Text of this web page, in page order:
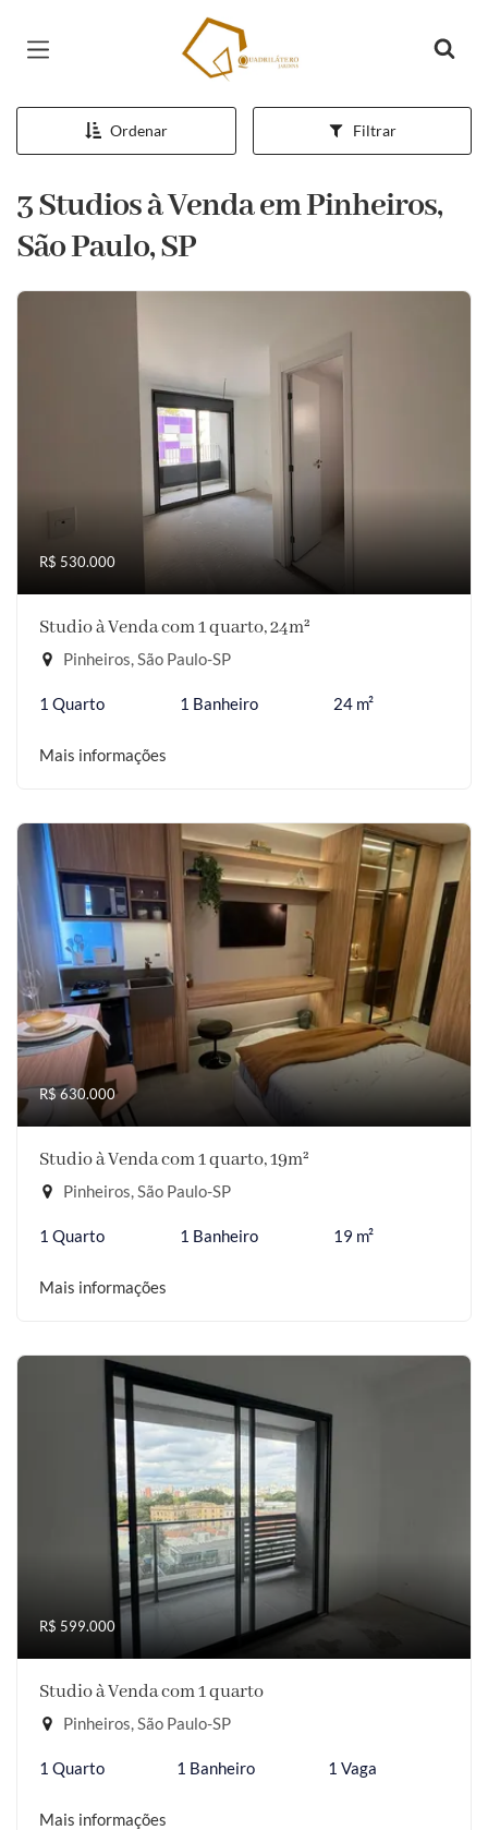
Página inicial
Ordenar Filtrar
3 Studios à Venda em Pinheiros,
São Paulo, SP
R$ 530.000
Studio à Venda com 1 quarto, 24m²
Pinheiros, São Paulo-SP
1 Quarto 1 Banheiro 24 m²
Mais informações
R$ 630.000
Studio à Venda com 1 quarto, 19m²
Pinheiros, São Paulo-SP
1 Quarto 1 Banheiro 19 m²
Mais informações
R$ 599.000
Studio à Venda com 1 quarto
Pinheiros, São Paulo-SP
1 Quarto 1 Banheiro 1 Vaga
Mais informações